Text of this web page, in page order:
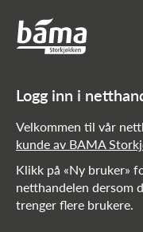
Netthandel!
Logg inn i
Velkommen til vår
kunde av BAMA
Klikk på «Ny bruker»
netthandelen dersom
trenger flere brukere.